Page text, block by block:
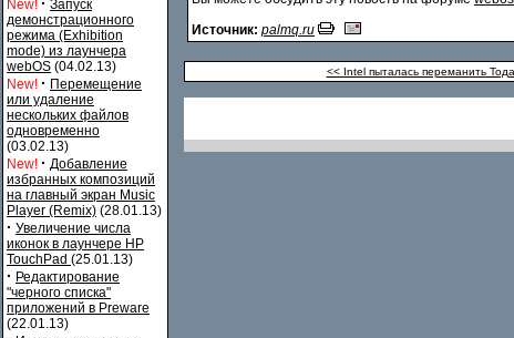
New!
Запуск
демонстрационного
режима (Exhibition
mode) из лаунчера
webOS (04.02.13)
New! · Перемещение
или удаление
нескольких файлов
одновременно
(03.02.13)
New! · Добавление
избранных композиций
на главный экран Music
Player (Remix) (28.01.13)
· Увеличение числа
иконок в лаунчере HP
TouchPad (25.01.13)
· Редактирование
"черного списка"
приложений в Preware
(22.01.13)
Источник: palmq.ru
<< Intel пыталась переманить